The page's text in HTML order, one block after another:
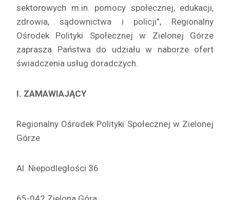
sektorowych m.in. pomocy społecznej, edukacji,
zdrowia, sądownictwa i policji”, Regionalny
Ośrodek Polityki Społecznej w Zielonej Górze
zaprasza Państwa do udziału w naborze ofert
świadczenia usług doradczych.
I. ZAMAWIAJĄCY
Regionalny Ośrodek Polityki Społecznej w Zielonej
Górze
Al. Niepodległości 36